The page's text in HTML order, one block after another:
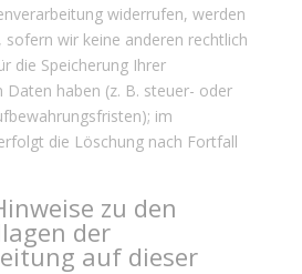
widerrufen, werden
wir keine anderen rechtlich
die Speicherung Ihrer
Daten haben (z. B. steuer- oder
im
die Löschung nach Fortfall
zu den
der
auf dieser